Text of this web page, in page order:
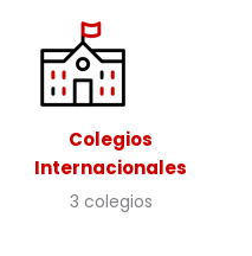
Colegios
Internacionales
3 colegios